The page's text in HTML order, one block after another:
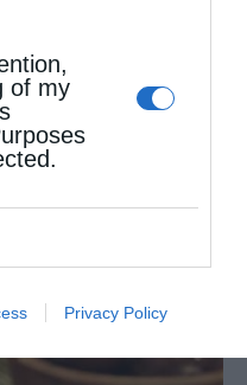
of my
Privacy Policy